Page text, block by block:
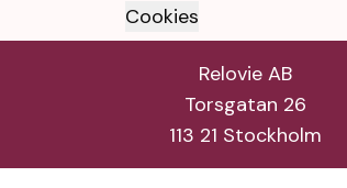
Cookies
Relovie AB
Torsgatan 26
113 21 Stockholm